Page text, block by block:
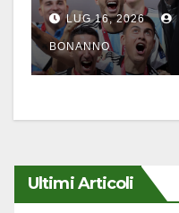
LUG 16, 2026
BONANNO
Ultimi Articoli